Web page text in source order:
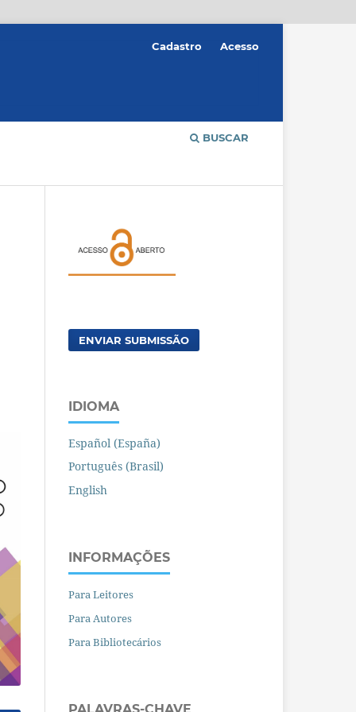
BUSCAR
Cadastro Acesso
ENVIAR SUBMISSÃO
IDIOMA
Español (España)
Português (Brasil)
English
INFORMAÇÕES
Para Leitores
Para Autores
Para Bibliotecários